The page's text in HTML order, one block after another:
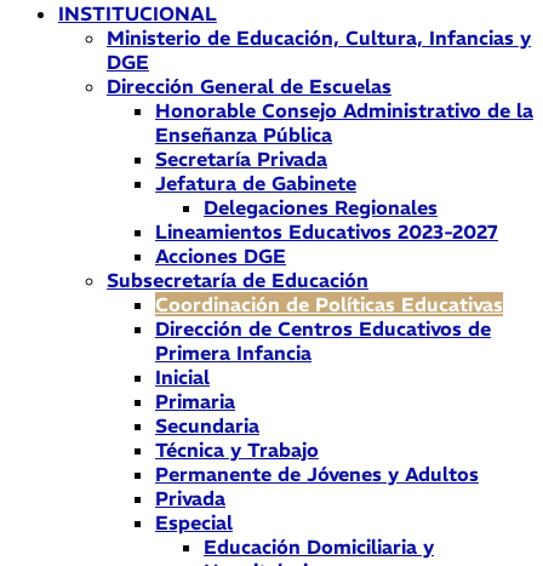
INSTITUCIONAL
Ministerio de Educación, Cultura, Infancias y
DGE
Dirección General de Escuelas
Honorable Consejo Administrativo de la
Enseñanza Pública
Secretaría Privada
Jefatura de Gabinete
Delegaciones Regionales
Lineamientos Educativos 2023-2027
Acciones DGE
Subsecretaría de Educación
Coordinación de Políticas Educativas
Dirección de Centros Educativos de
Primera Infancia
Inicial
Primaria
Secundaria
Técnica y Trabajo
Permanente de Jóvenes y Adultos
Privada
Especial
Educación Domiciliaria y